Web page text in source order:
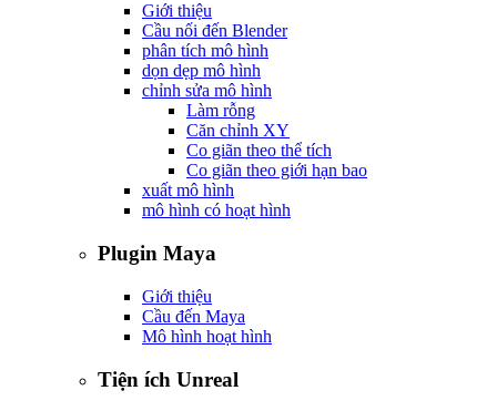
Giới thiệu
Cầu nối đến Blender
phân tích mô hình
dọn dẹp mô hình
chỉnh sửa mô hình
Làm rỗng
Căn chỉnh XY
Co giãn theo thể tích
Co giãn theo giới hạn bao
xuất mô hình
mô hình có hoạt hình
Plugin Maya
Giới thiệu
Cầu đến Maya
Mô hình hoạt hình
Tiện ích Unreal